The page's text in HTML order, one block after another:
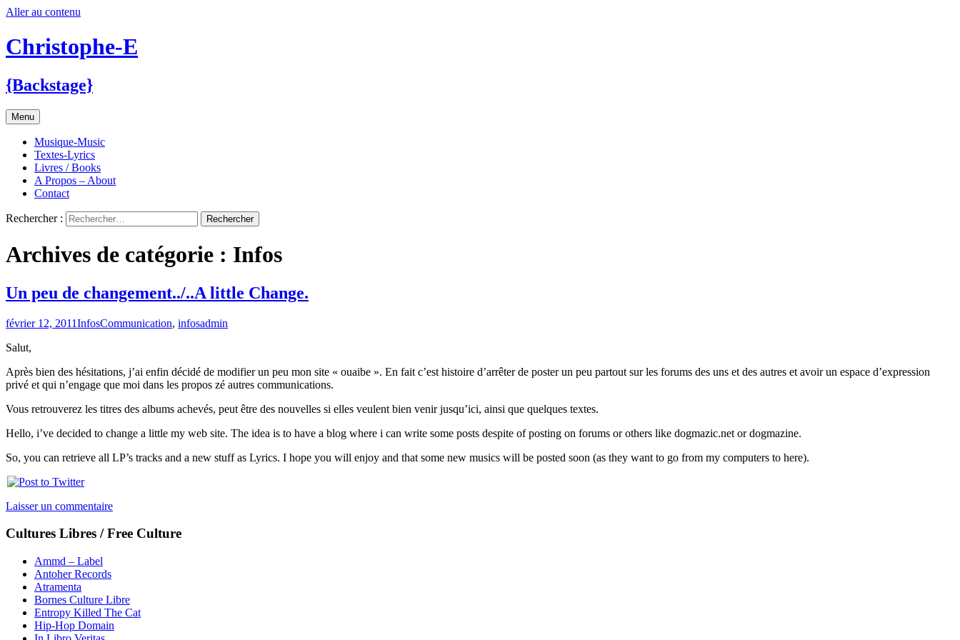
Aller au contenu
Christophe-E
{Backstage}
Menu
Musique-Music
Textes-Lyrics
Livres / Books
A Propos – About
Contact
Rechercher :
Archives de catégorie : Infos
Un peu de changement../..A little Change.
février 12, 2011InfosCommunication, infosadmin
Salut,
Après bien des hésitations, j’ai enfin décidé de modifier un peu mon site « ouaibe ». En fait c’est histoire d’arrêter de poster un peu partout sur les forums des uns et des autres et avoir un espace d’expression
privé et qui n’engage que moi dans les propos zé autres communications.
Vous retrouverez les titres des albums achevés, peut être des nouvelles si elles veulent bien venir jusqu’ici, ainsi que quelques textes.
Hello, i’ve decided to change a little my web site. The idea is to have a blog where i can write some posts despite of posting on forums or others like dogmazic.net or dogmazine.
So, you can retrieve all LP’s tracks and a new stuff as Lyrics. I hope you will enjoy and that some new musics will be posted soon (as they want to go from my computers to here).
Laisser un commentaire
Cultures Libres / Free Culture
Ammd – Label
Antoher Records
Atramenta
Bornes Culture Libre
Entropy Killed The Cat
Hip-Hop Domain